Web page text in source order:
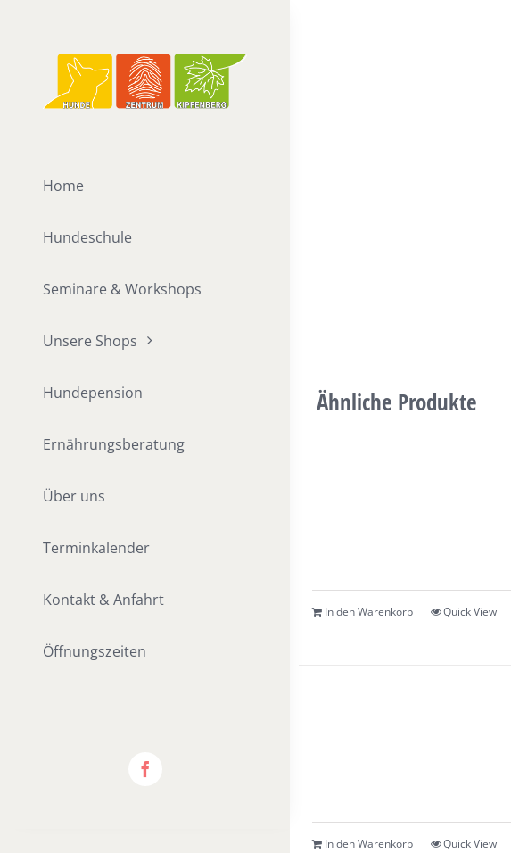
Home
Hundeschule
Seminare & Workshops
Unsere Shops
Hundepension
Ernährungsberatung
Über uns
Terminkalender
Kontakt & Anfahrt
Öffnungszeiten
Ähnliche Produkte
In den Warenkorb Quick View
In den Warenkorb Quick View